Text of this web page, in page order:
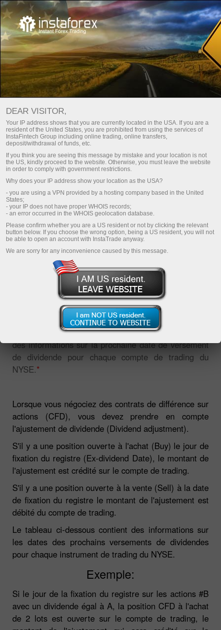
For Traders Dividend calculator
DIVIDEND CALCULATOR
Make a deposit
Cette section sera utile pour les traders qui négocient
des contrats de différence sur actions (Share CFDs).
La page contient un tableau des dividendes contenant
des informations sur la prochaine date de versement
de dividende pour chaque compte de trading du
NYSE.*
Lorsque vous négociez des contrats de différence sur
actions (CFD), vous devez prendre en compte
l'ajustement de dividende (Dividend adjustment).
S'il y a une position ouverte à l'achat (Buy) le jour de
fixation du registre (Ex-dividend Date), le montant de
l'ajustement est crédité sur le compte de trading.
S'il y a une position ouverte à la vente (Sell) à la date
de fixation du registre le montant de l'ajustement est
débité du compte de trading.
Le tableau ci-dessous contient des informations sur
les dates des prochains versements de dividendes
pour chaque instrument de trading du NYSE.
Exemple:
Si le jour de la fixation du registre sur les actions #B
avec un dividende égal à A, la position CFD à l'achat
de 2 lots est ouverte sur le compte de trading, le
DEAR VISITOR,
Your IP address shows that you are currently located in the USA. If you are a
resident of the United States, you are prohibited from using the services of
InstaFintech Group including online trading, online transfers,
deposit/withdrawal of funds, etc.
If you think you are seeing this message by mistake and your location is not
the US, kindly proceed to the website. Otherwise, you must leave the website
in order to comply with government restrictions.
Why does your IP address show your location as the USA?
- you are using a VPN provided by a hosting company based in the United
States;
- your IP does not have proper WHOIS records;
- an error occurred in the WHOIS geolocation database.
Please confirm whether you are a US resident or not by clicking the relevant
button below. If you choose the wrong option, being a US resident, you will not
be able to open an account with InstaTrade anyway.
We are sorry for any inconvenience caused by this message.